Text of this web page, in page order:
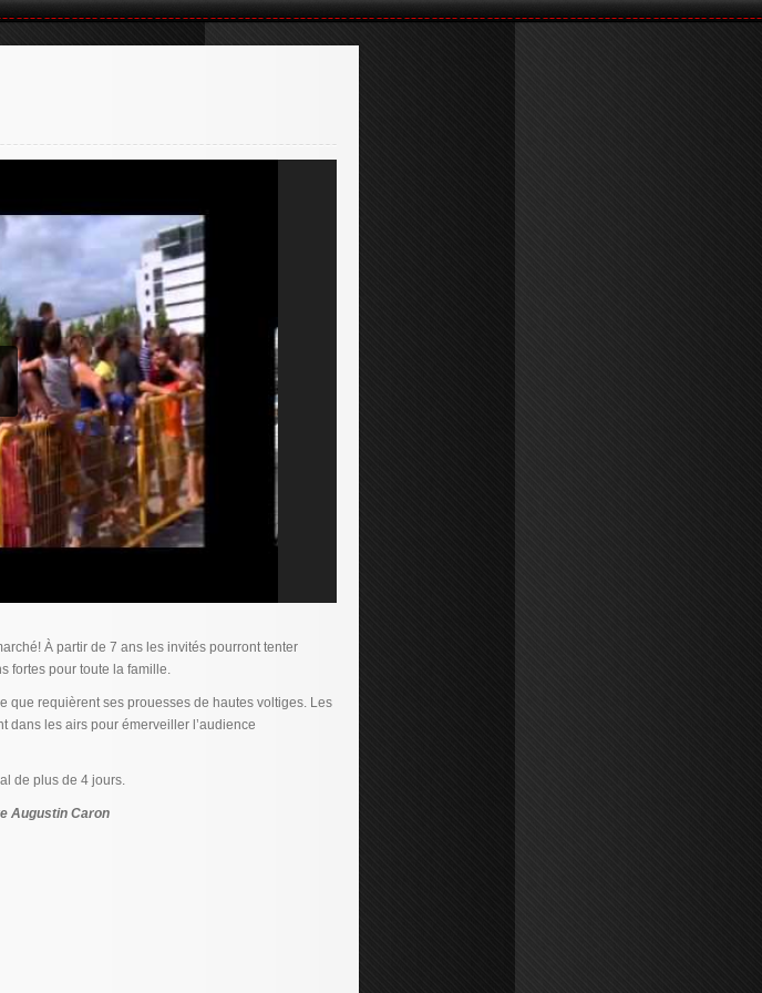
À partir de 7 ans les invités pourront tenter
fortes pour toute la famille.
que requièrent ses prouesses de hautes voltiges. Les
dans les airs pour émerveiller l’audience
de plus de 4 jours.
Augustin Caron